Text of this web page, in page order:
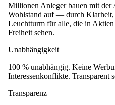
Millionen Anleger bauen mit
Wohlstand auf — durch
Leuchtturm für alle, die in
Freiheit sehen.
Unabhängigkeit
100 % unabhängig. Keine
Interessenkonflikte. Transparent
Transparenz